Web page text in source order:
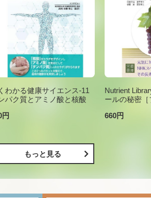
わかる健康サイエンス-11
パク質とアミノ酸と核酸
円
Nutrient
ールの秘密［
660円
もっと見る